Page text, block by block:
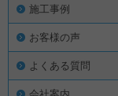
施工事例
お客様の声
よくある質問